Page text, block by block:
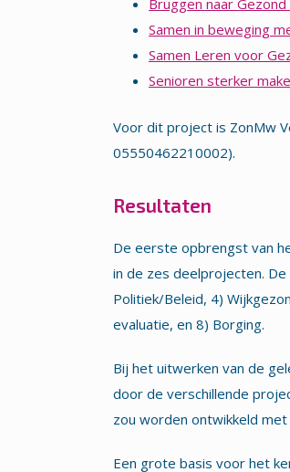
Bruggen naar
Samen in beweging
Samen Leren voor
Senioren sterker
Voor dit project is ZonMw
05550462210002).
Resultaten
De eerste opbrengst van
in de zes deelprojecten. De
Politiek/Beleid, 4)
evaluatie, en 8) Borging.
Bij het uitwerken van de
door de verschillende
zou worden ontwikkeld
Een grote basis voor het